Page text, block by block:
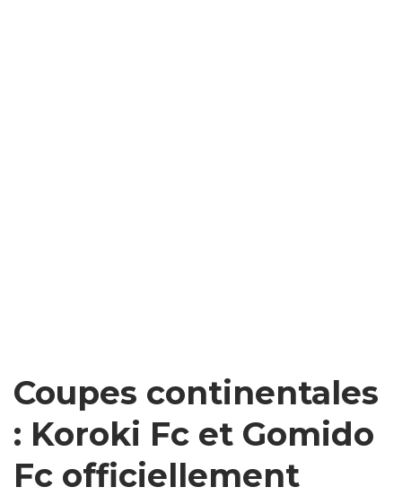
Coupes continentales
: Koroki Fc et Gomido
Fc officiellement